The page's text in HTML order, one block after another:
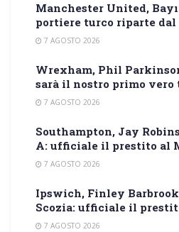
Manchester United,
portiere turco riparte dal
7 AGOSTO 2026
Wrexham, Phil
sarà il nostro primo vero
7 AGOSTO 2026
Southampton, Jay
A: ufficiale il prestito al
7 AGOSTO 2026
Ipswich, Finley
Scozia: ufficiale il
7 AGOSTO 2026